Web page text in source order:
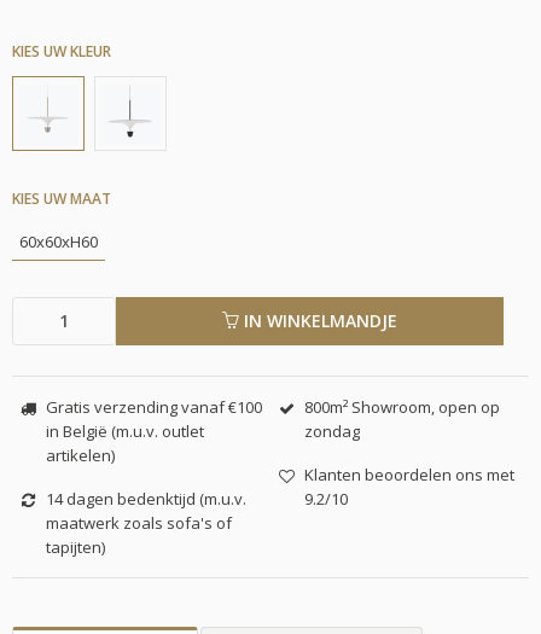
KIES UW KLEUR
KIES UW MAAT
60x60xH60
IN WINKELMANDJE
Gratis verzending vanaf €100
in België (m.u.v. outlet
artikelen)
14 dagen bedenktijd (m.u.v.
maatwerk zoals sofa's of
tapijten)
800m² Showroom, open op
zondag
Klanten beoordelen ons met
9.2/10